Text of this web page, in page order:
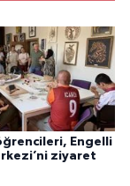
Engelli
ziyaret